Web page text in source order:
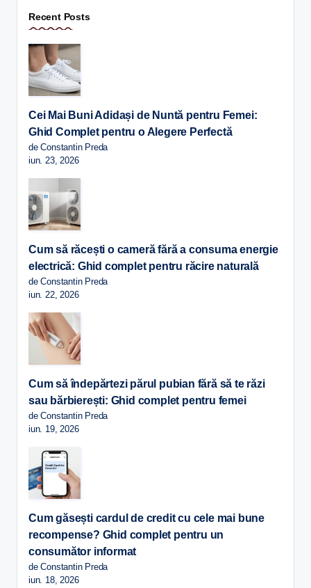
Recent Posts
Cei Mai Buni Adidași de Nuntă pentru Femei:
Ghid Complet pentru o Alegere Perfectă
de Constantin Preda
iun. 23, 2026
Cum să răcești o cameră fără a consuma energie
electrică: Ghid complet pentru răcire naturală
de Constantin Preda
iun. 22, 2026
Cum să îndepărtezi părul pubian fără să te răzi
sau bărbierești: Ghid complet pentru femei
de Constantin Preda
iun. 19, 2026
Cum găsești cardul de credit cu cele mai bune
recompense? Ghid complet pentru un
consumător informat
de Constantin Preda
iun. 18, 2026